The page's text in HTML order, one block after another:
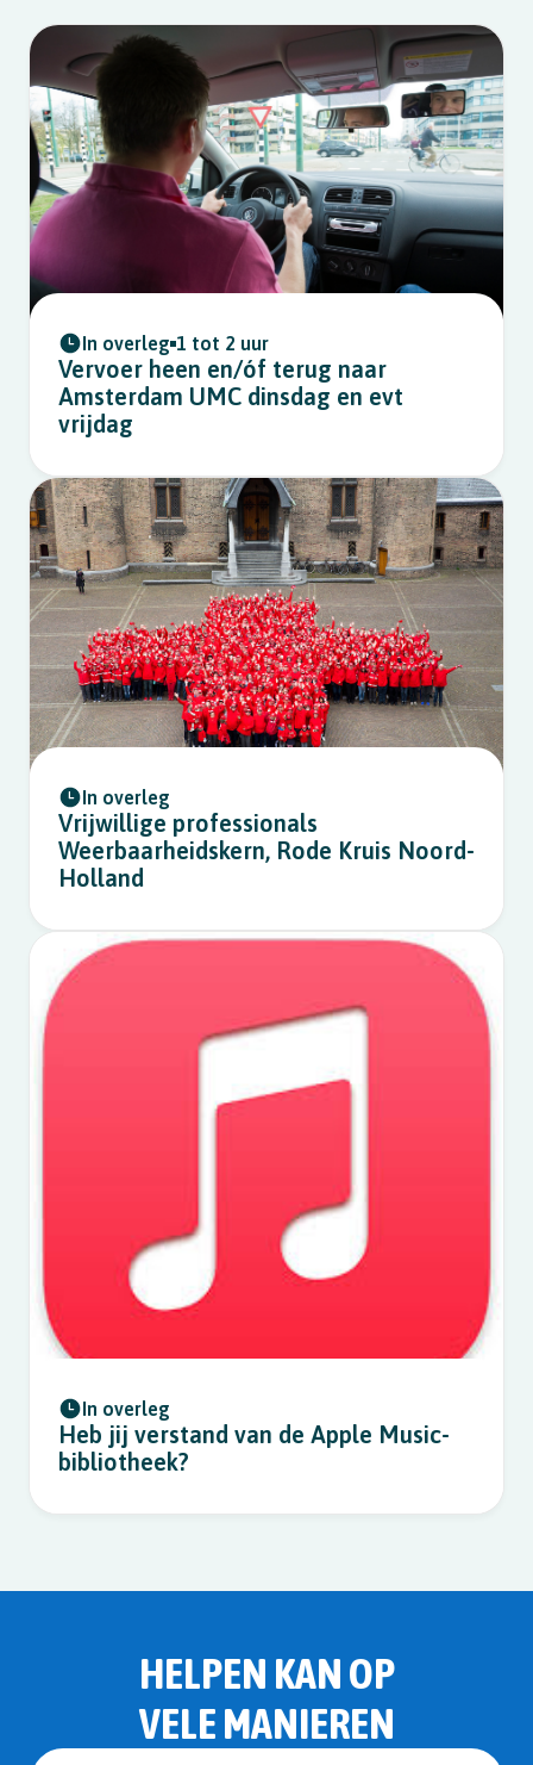
In overleg 1 tot 2 uur
Vervoer heen en/óf terug naar
Amsterdam UMC dinsdag en evt
vrijdag
In overleg
Vrijwillige professionals
Weerbaarheidskern, Rode Kruis Noord-
Holland
In overleg
Heb jij verstand van de Apple Music-
bibliotheek?
HELPEN KAN OP
VELE MANIEREN